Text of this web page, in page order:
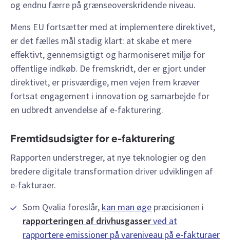
og endnu færre på grænseoverskridende niveau.
Mens EU fortsætter med at implementere direktivet,
er det fælles mål stadig klart: at skabe et mere
effektivt, gennemsigtigt og harmoniseret miljø for
offentlige indkøb. De fremskridt, der er gjort under
direktivet, er prisværdige, men vejen frem kræver
fortsat engagement i innovation og samarbejde for
en udbredt anvendelse af e-fakturering.
Fremtidsudsigter for e-fakturering
Rapporten understreger, at nye teknologier og den
bredere digitale transformation driver udviklingen af
e-fakturaer.
Som Qvalia foreslår, kan man øge præcisionen i
rapporteringen af drivhusgasserved at
rapportere emissioner på vareniveau på e-fakturaer